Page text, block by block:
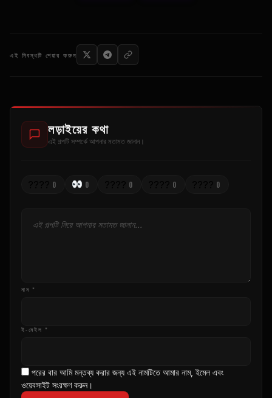
এই নিবন্ধটি শেয়ার করুন
লড়াইয়ের কথা
এই গল্পটি সম্পর্কে আপনার মতামত জানান।
0 0 0 0 0
নাম *
ই-মেইল *
পরের বার আমি মন্তব্য করার জন্য এই নামটিতে আমার নাম, ইমেল এবং
ওয়েবসাইট সংরক্ষণ করুন।